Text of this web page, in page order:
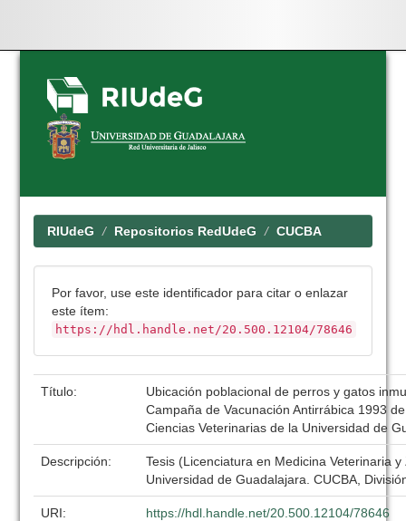
Skip
navigation
RIUdeG Repositorios RedUdeG CUCBA
Por favor, use este identificador para citar o enlazar
este ítem:
https://hdl.handle.net/20.500.12104/78646
Título:
Ubicación poblacional de perros y gatos
Campaña de Vacunación Antirrábica 1993
Ciencias Veterinarias de la Universidad de
Descripción:
Tesis (Licenciatura en Medicina Veterinaria
Universidad de Guadalajara. CUCBA,
URI: https://hdl.handle.net/20.500.12104/78646